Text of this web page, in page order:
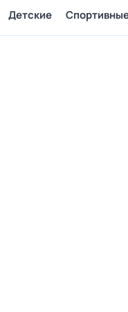
Детские